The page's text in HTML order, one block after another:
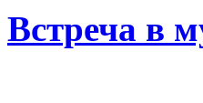
Встреча в